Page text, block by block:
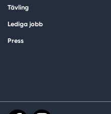
Tävling
Lediga jobb
Press